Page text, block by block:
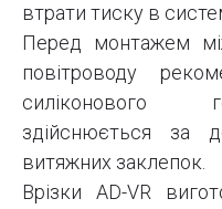
втрати тиску в
Перед монтажем
повітроводу
силіконового
здійснюється за
витяжних заклепок.
Врізки AD-VR